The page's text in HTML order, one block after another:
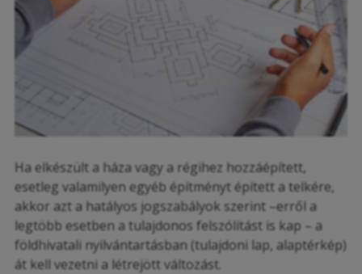
Ha elkészült a háza vagy a régihez hozzáépített,
esetleg valamilyen egyéb építményt épített a telkére,
akkor azt a hatályos jogszabályok szerint –erről a
legtöbb esetben a tulajdonos felszólítást is kap – a
földhivatali nyilvántartásban (tulajdoni lap, alaptérkép)
át kell vezetni a létrejött változást.